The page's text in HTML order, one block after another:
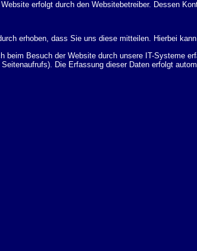
erfolgt durch den Websitebetreiber. Dessen
erhoben, dass Sie uns diese mitteilen. Hierbei
beim Besuch der Website durch unsere IT-Systeme
Die Erfassung dieser Daten erfolgt